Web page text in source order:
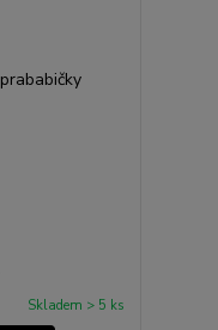
Skladem > 5 ks